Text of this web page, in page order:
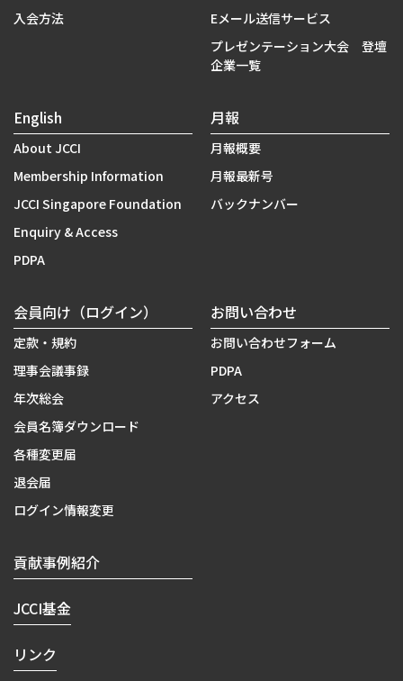
入会方法
Eメール送信サービス
プレゼンテーション大会 登壇
企業一覧
English
About JCCI
Membership Information
JCCI Singapore Foundation
Enquiry & Access
PDPA
月報
月報概要
月報最新号
バックナンバー
会員向け（ログイン）
定款・規約
理事会議事録
年次総会
会員名簿ダウンロード
各種変更届
退会届
ログイン情報変更
お問い合わせ
お問い合わせフォーム
PDPA
アクセス
貢献事例紹介
JCCI基金
リンク